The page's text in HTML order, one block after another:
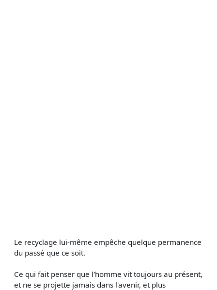
Le recyclage lui-même empêche quelque permanence
du passé que ce soit.
Ce qui fait penser que l'homme vit toujours au présent,
et ne se projette jamais dans l'avenir, et plus